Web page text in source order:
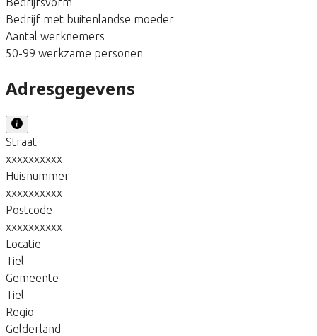
Bedrijf met buitenlandse moeder
Aantal werknemers
50-99 werkzame personen
Adresgegevens
Straat
xxxxxxxxxx
Huisnummer
xxxxxxxxxx
Postcode
xxxxxxxxxx
Locatie
Tiel
Gemeente
Tiel
Regio
Gelderland